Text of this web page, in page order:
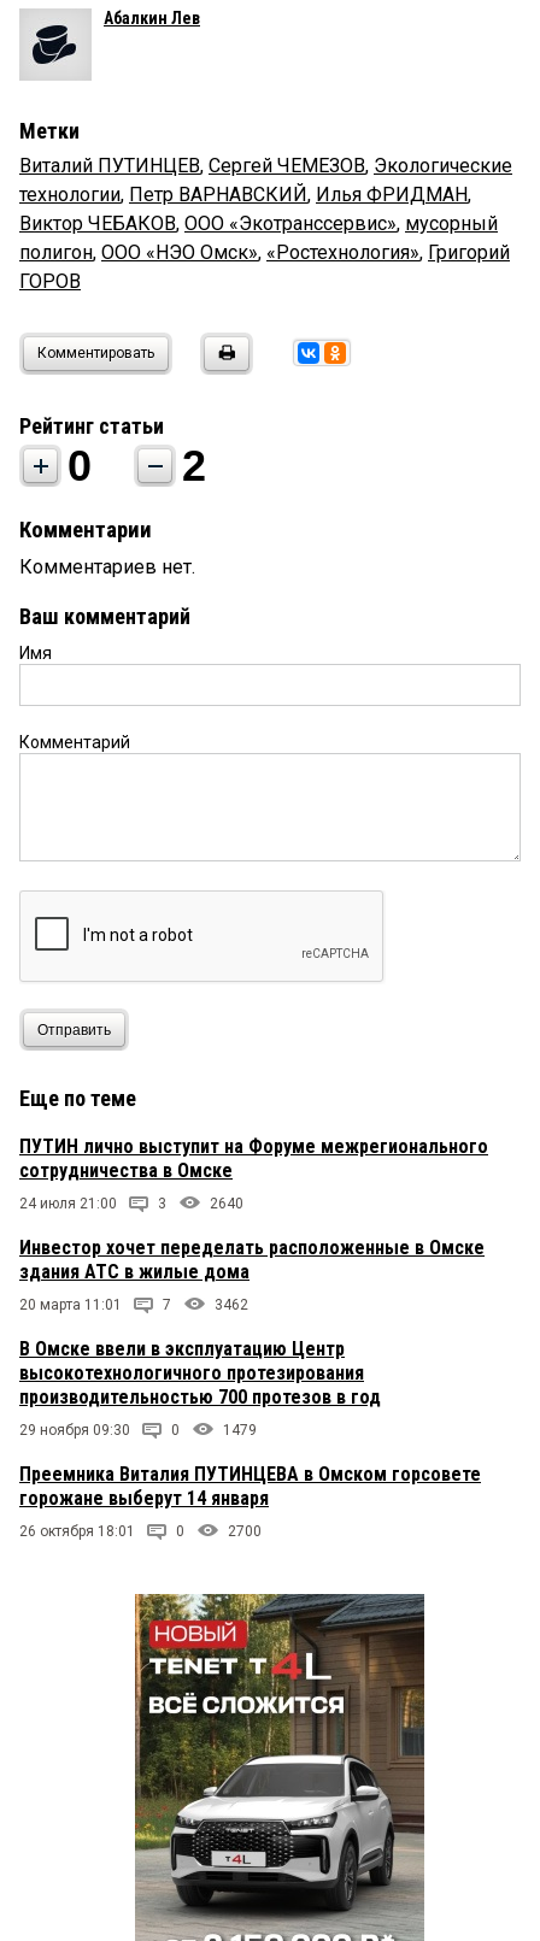
Абалкин Лев
Метки
Виталий ПУТИНЦЕВ, Сергей ЧЕМЕЗОВ, Экологические
технологии, Петр ВАРНАВСКИЙ, Илья ФРИДМАН,
Виктор ЧЕБАКОВ, ООО «Экотранссервис», мусорный
полигон, ООО «НЭО Омск», «Ростехнология», Григорий
ГОРОВ
Комментировать
Рейтинг статьи
0 2
Комментарии
Комментариев нет.
Ваш комментарий
Имя
Комментарий
Отправить
Еще по теме
ПУТИН лично выступит на Форуме межрегионального
сотрудничества в Омске
24 июля 21:00 3 2640
Инвестор хочет переделать расположенные в Омске
здания АТС в жилые дома
20 марта 11:01 7 3462
В Омске ввели в эксплуатацию Центр
высокотехнологичного протезирования
производительностью 700 протезов в год
29 ноября 09:30 0 1479
Преемника Виталия ПУТИНЦЕВА в Омском горсовете
горожане выберут 14 января
26 октября 18:01 0 2700